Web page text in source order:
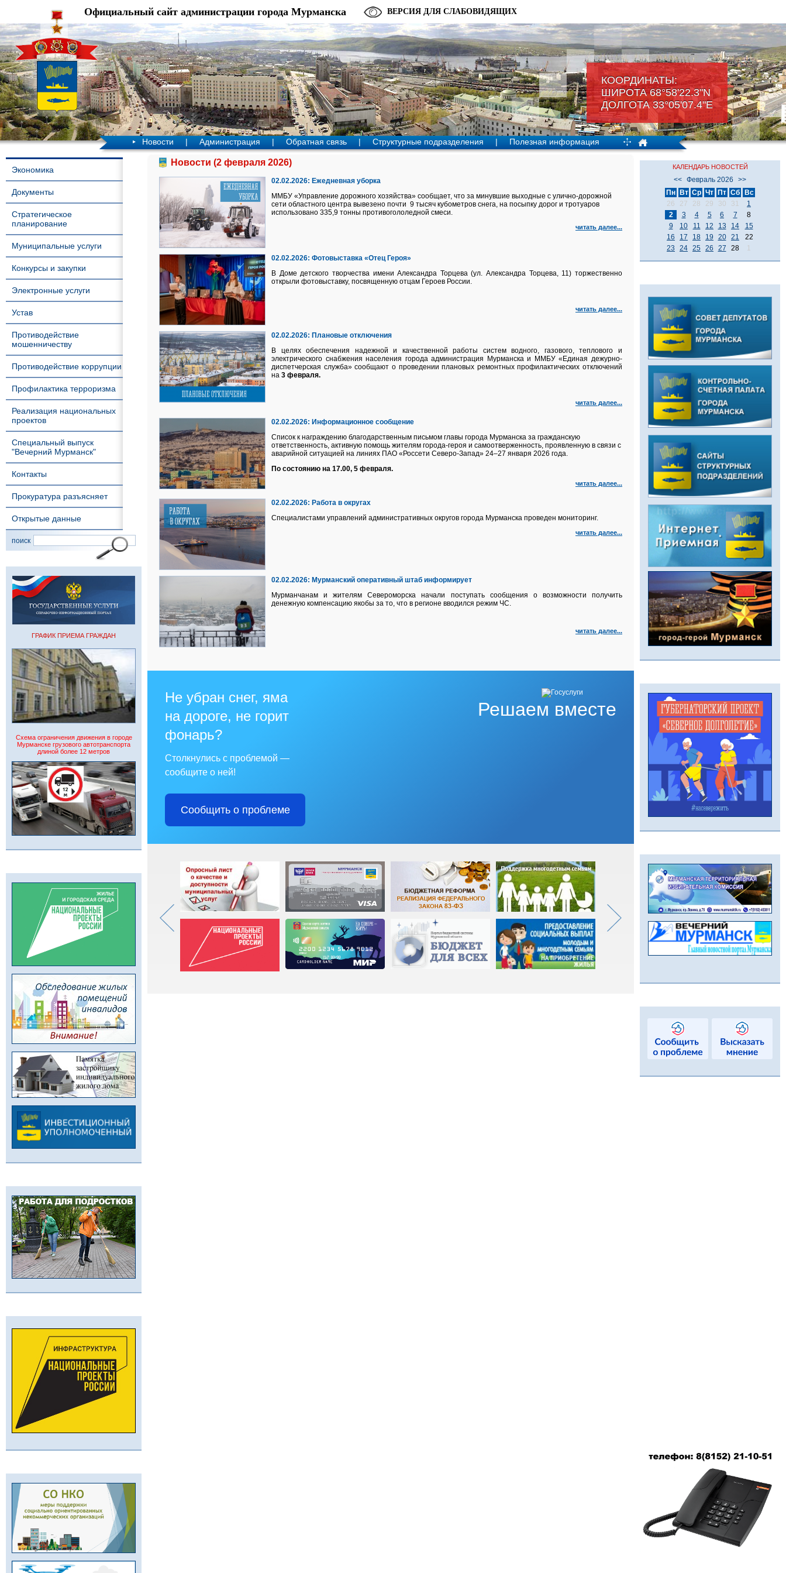
КООРДИНАТЫ:
ШИРОТА 68°58'22.3"N
ДОЛГОТА 33°05'07.4"Е
Официальный сайт администрации города Мурманска ВЕРСИЯ ДЛЯ СЛАБОВИДЯЩИХ
Новости | Администрация | Обратная связь | Структурные подразделения | Полезная информация
Экономика
Документы
Стратегическое
планирование
Муниципальные услуги
Конкурсы и закупки
Электронные услуги
Устав
Противодействие
мошенничеству
Противодействие коррупции
Профилактика терроризма
Реализация национальных
проектов
Специальный выпуск
"Вечерний Мурманск"
Контакты
Прокуратура разъясняет
Открытые данные
поиск
ГРАФИК ПРИЕМА ГРАЖДАН
Схема ограничения движения в городе
Мурманске грузового автотранспорта
длиной более 12 метров
Новости (2 февраля 2026)
02.02.2026: Ежедневная уборка
ММБУ «Управление дорожного хозяйства» сообщает, что за минувшие выходные с улично-дорожной
сети областного центра вывезено почти 9 тысяч кубометров снега, на посыпку дорог и тротуаров
использовано 335,9 тонны противогололедной смеси.
читать далее...
02.02.2026: Фотовыставка «Отец Героя»
В Доме детского творчества имени Александра Торцева (ул. Александра Торцева, 11) торжественно
открыли фотовыставку, посвященную отцам Героев России.
читать далее...
02.02.2026: Плановые отключения
В целях обеспечения надежной и качественной работы систем водного, газового, теплового и
электрического снабжения населения города администрация Мурманска и ММБУ «Единая дежурно-
диспетчерская служба» сообщают о проведении плановых ремонтных профилактических отключений
на 3 февраля.
читать далее...
02.02.2026: Информационное сообщение
Список к награждению благодарственным письмом главы города Мурманска за гражданскую
ответственность, активную помощь жителям города-героя и самоотверженность, проявленную в связи с
аварийной ситуацией на линиях ПАО «Россети Северо-Запад» 24–27 января 2026 года.
По состоянию на 17.00, 5 февраля.
читать далее...
02.02.2026: Работа в округах
Специалистами управлений административных округов города Мурманска проведен мониторинг.
читать далее...
02.02.2026: Мурманский оперативный штаб информирует
Мурманчанам и жителям Североморска начали поступать сообщения о возможности получить
денежную компенсацию якобы за то, что в регионе вводился режим ЧС.
читать далее...
Решаем вместе
Не убран снег, яма
на дороге, не горит
фонарь?
Столкнулись с проблемой —
сообщите о ней!
Сообщить о проблеме
КАЛЕНДАРЬ НОВОСТЕЙ
<< Февраль 2026
>>
Пн
Вт Ср Чт Пт Сб
Вс
26
27 28 29 30 31
1
2
3 4 5 6 7
8
9
10 11 12 13 14
15
16
17 18 19 20 21
22
23
24 25 26 27 28 1